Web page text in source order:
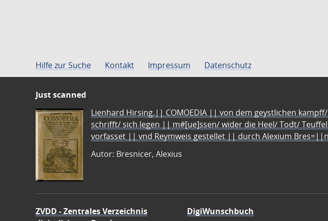
Hilfe zur Suche Kontakt Impressum Datenschutz
Just scanned
Lienhard Hirsing.|| COMOEDIA || von dem geystlichen
schrifft/ sich legen || m#[ue]ssen/ wider die Heel/ Todt/
vorfasset || vnd Reymweis gestellet || durch Alexium
Autor: Bresnicer, Alexius
ZVDD - Zentrales Verzeichnis
DigiWunschbuch